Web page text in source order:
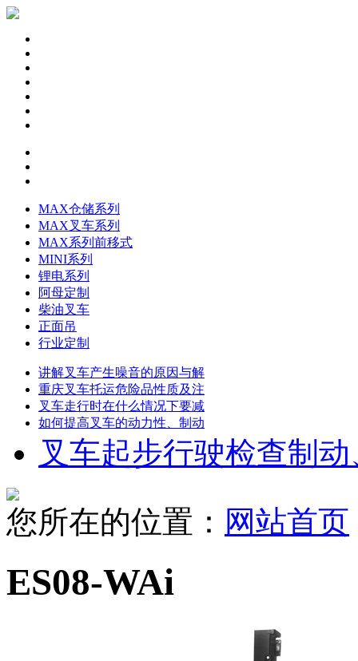
MAX仓储系列
MAX叉车系列
MAX系列前移式
MINI系列
锂电系列
阿母定制
柴油叉车
正面吊
行业定制
讲解叉车产生噪音的原因与解
重庆叉车托运危险品性质及注
叉车走行时在什么情况下要减
如何提高叉车的动力性、制动
叉车起步行驶检查制
您所在的位置： 网站首页
ES08-WAi